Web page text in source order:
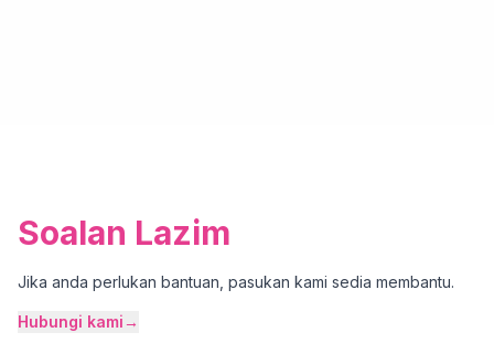
Soalan Lazim
Jika anda perlukan bantuan, pasukan kami sedia membantu.
Hubungi kami→